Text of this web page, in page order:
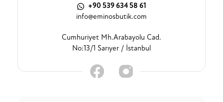
+90 539 634 58 61
info@eminosbutik.com
Cumhuriyet Mh.Arabayolu Cad.
No:13/1 Sarıyer / İstanbul